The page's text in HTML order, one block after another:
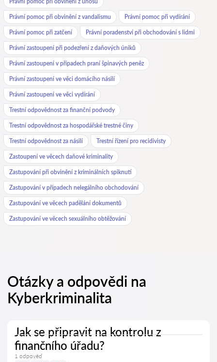
Právní pomoc při obvinění z vandalismu Právní pomoc při vydírání
Právní pomoc při zatčení Právní poradenství při obchodování s lidmi
Právní zastoupení při podezření z daňových úniků
Právní zastoupení v případech praní špinavých peněz
Právní zastoupení ve věci domácího násilí
Právní zastoupení ve věci vydírání
Trestní odpovědnost za finanční podvody
Trestní odpovědnost za hospodářské trestné činy
Trestní odpovědnost za násilí Trestní řízení pro recidivisty
Zastoupení ve věcech daňové kriminality
Zastupování při obvinění z kriminálních spiknutí
Zastupování v případech nelegálního obchodování
Zastupování ve věcech padělání dokumentů
Zastupování ve věcech sexuálního obtěžování
Otázky a odpovědi na
Kyberkriminalita
Jak se připravit na kontrolu z
finančního úřadu?
1 odpověď